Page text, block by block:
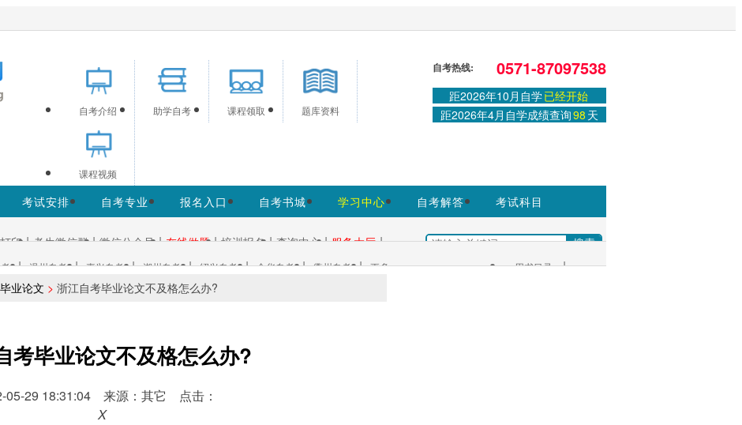
提供浙江自考信息服务，网站信息供学习交流使用，非政府官方网站，官方信息以浙江教育考试院
登录或注册|学习中心
自考介绍 助学自考 课程领取 题库资料
课程视频
自考热线: 0571-87097538
距2026年10月自学已经开始
距2026年4月自学成绩查询98 天
考试安排 自考专业 报名入口 自考书城 学习中心 自考解答
考试科目
印 | 考生微信群 | 微信公众号 | 在线做题 | 培训报名 | 查询中心 | 服务大厅 |
| 温州自考 | 嘉兴自考 | 湖州自考 | 绍兴自考 | 金华自考 | 衢州自考 | 更多+ 用书目录 |
业论文 > 浙江自考毕业论文不及格怎么办?
考毕业论文不及格怎么办?
05-29 18:31:04 来源：其它 点击：
X